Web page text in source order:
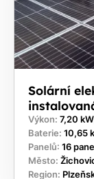
Solární
Výkon: 7,20
Baterie: 10,65
Panelů: 16
Město:
Region: